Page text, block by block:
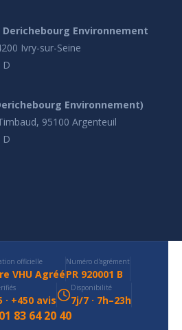
Derichebourg Environnement
Ivry-sur-Seine
D
Environnement)
95100 Argenteuil
D
officielle
VHU Agréé
Numéro d'agrément
PR 920001 B
· +450 avis
Disponibilité
7j/7 · 7h–23h
01 83 64 20 40